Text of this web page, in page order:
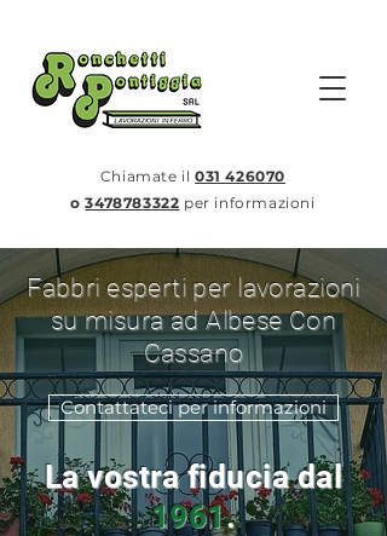
Chiamate il031 426070
o3478783322 per informazioni
Fabbri esperti per lavorazioni
su misura ad Albese Con
Cassano
Contattateci per informazioni
La vostra fiducia dal
1961.